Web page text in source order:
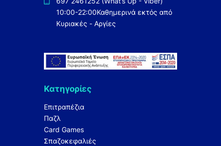
10:00-22:00Καθημερινά εκτός από
Κυριακές - Αργίες
Κατηγορίες
Επιτραπέζια
Παζλ
Card Games
Σπαζοκεφαλιές